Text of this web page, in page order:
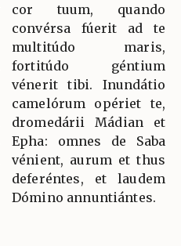
cor tuum, quando
convérsa fúerit ad te
multitúdo maris,
fortitúdo géntium
vénerit tibi. Inundátio
camelórum opériet te,
dromedárii Mádian et
Epha: omnes de Saba
vénient, aurum et thus
deferéntes, et laudem
Dómino annuntiántes.